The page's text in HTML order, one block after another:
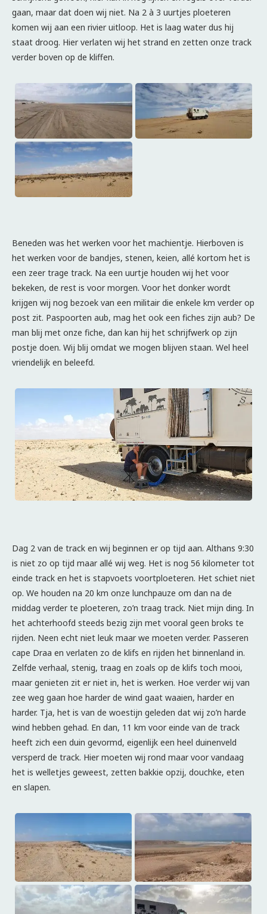
gaan, maar dat doen wij niet. Na 2 à 3 uurtjes ploeteren
komen wij aan een rivier uitloop. Het is laag water dus hij
staat droog. Hier verlaten wij het strand en zetten onze track
verder boven op de kliffen.
Beneden was het werken voor het machientje. Hierboven is
het werken voor de bandjes, stenen, keien, allé kortom het is
een zeer trage track. Na een uurtje houden wij het voor
bekeken, de rest is voor morgen. Voor het donker wordt
krijgen wij nog bezoek van een militair die enkele km verder op
post zit. Paspoorten aub, mag het ook een fiches zijn aub? De
man blij met onze fiche, dan kan hij het schrijfwerk op zijn
postje doen. Wij blij omdat we mogen blijven staan. Wel heel
vriendelijk en beleefd.
Dag 2 van de track en wij beginnen er op tijd aan. Althans 9:30
is niet zo op tijd maar allé wij weg. Het is nog 56 kilometer tot
einde track en het is stapvoets voortploeteren. Het schiet niet
op. We houden na 20 km onze lunchpauze om dan na de
middag verder te ploeteren, zo’n traag track. Niet mijn ding. In
het achterhoofd steeds bezig zijn met vooral geen broks te
rijden. Neen echt niet leuk maar we moeten verder. Passeren
cape Draa en verlaten zo de klifs en rijden het binnenland in.
Zelfde verhaal, stenig, traag en zoals op de klifs toch mooi,
maar genieten zit er niet in, het is werken. Hoe verder wij van
zee weg gaan hoe harder de wind gaat waaien, harder en
harder. Tja, het is van de woestijn geleden dat wij zo’n harde
wind hebben gehad. En dan, 11 km voor einde van de track
heeft zich een duin gevormd, eigenlijk een heel duinenveld
versperd de track. Hier moeten wij rond maar voor vandaag
het is welletjes geweest, zetten bakkie opzij, douchke, eten
en slapen.